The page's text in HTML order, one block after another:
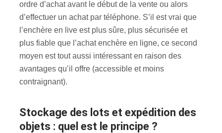
ordre d’achat avant le début de la vente ou alors
d’effectuer un achat par téléphone. S’il est vrai que
l’enchère en live est plus sûre, plus sécurisée et
plus fiable que l’achat enchère en ligne, ce second
moyen est tout aussi intéressant en raison des
avantages qu’il offre (accessible et moins
contraignant).
Stockage des lots et expédition des
objets : quel est le principe ?